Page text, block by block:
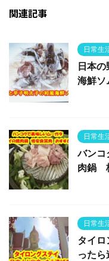
関連記事
日常生
日本
海鮮ソ
日常生
バン
肉鍋
日常生
タイ
った